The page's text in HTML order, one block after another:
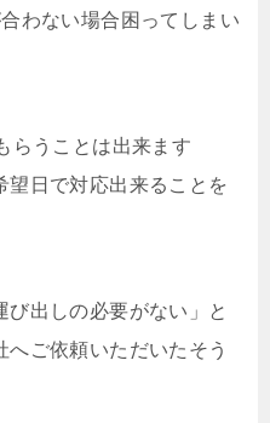
わない場合困ってしまい
らうことは出来ます
望日で対応出来ることを
び出しの必要がない」と
ご依頼いただいたそう